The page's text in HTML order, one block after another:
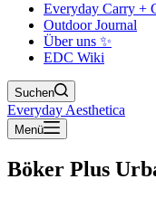
Everyday Carry +
Outdoor Journal
Über uns ✨
EDC Wiki
Suchen
Everyday Aesthetica
Menü
Böker Plus